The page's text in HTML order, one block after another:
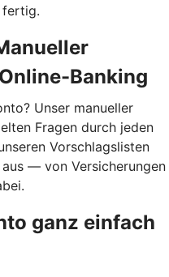
fertig.
Banking
Unser manueller
Fragen durch jeden
Vorschlagslisten
— von Versicherungen
ganz einfach